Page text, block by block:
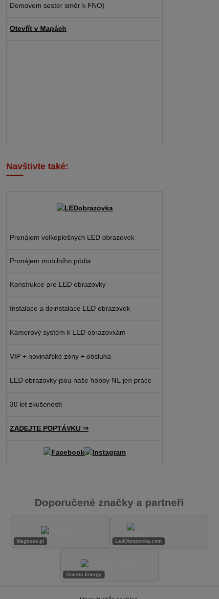
Domovem sester směr k FNO)
Otevřít v Mapách
Navštivte také:
Pronájem velkoplošných LED obrazovek
Pronájem mobilního pódia
Konstrukce pro LED obrazovky
Instalace a deinstalace LED obrazovek
Kamerový systém k LED obrazovkám
VIP + novinářské zóny + obsluha
LED obrazovky jsou naše hobby NE jen práce
30 let zkušeností
ZADEJTE POPTÁVKU ⇒
Doporučené značky a partneři
Magboss.pl LedObrazovka.com
Onesto Energy